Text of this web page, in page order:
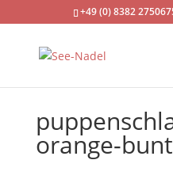
+49 (0) 8382
orange-